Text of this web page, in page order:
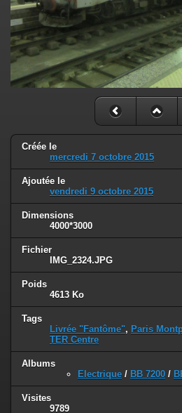
Créée le
mercredi 7 octobre 2015
Ajoutée le
vendredi 9 octobre 2015
Dimensions
4000*3000
Fichier
IMG_2324.JPG
Poids
4613 Ko
Tags
Livrée "Fantôme", Paris
TER Centre
Albums
Electrique / BB 7200 /
Visites
9789